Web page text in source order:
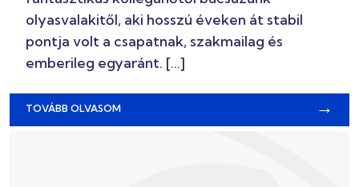
olyasvalakitől, aki hosszú éveken át stabil
pontja volt a csapatnak, szakmailag és
emberileg egyaránt. […]
TOVÁBB OLVASOM →